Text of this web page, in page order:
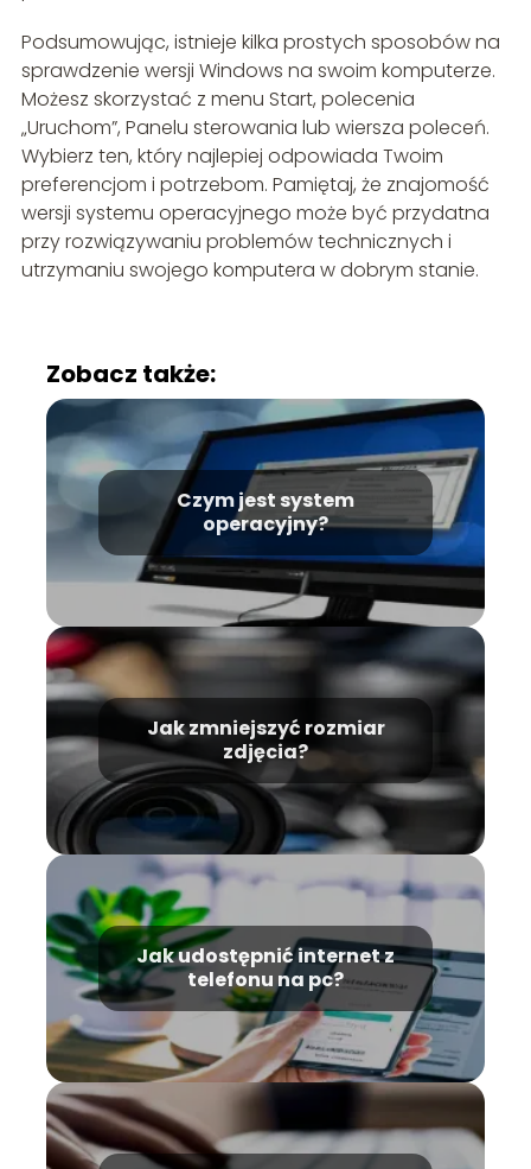
Podsumowując, istnieje kilka prostych sposobów na
sprawdzenie wersji Windows na swoim komputerze.
Możesz skorzystać z menu Start, polecenia
„Uruchom”, Panelu sterowania lub wiersza poleceń.
Wybierz ten, który najlepiej odpowiada Twoim
preferencjom i potrzebom. Pamiętaj, że znajomość
wersji systemu operacyjnego może być przydatna
przy rozwiązywaniu problemów technicznych i
utrzymaniu swojego komputera w dobrym stanie.
Zobacz także:
Czym jest system
operacyjny?
Jak zmniejszyć rozmiar
zdjęcia?
Jak udostępnić internet z
telefonu na pc?